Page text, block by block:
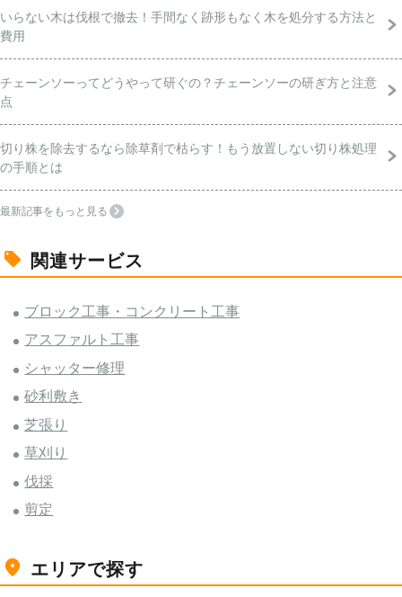
いらない木は伐根で撤去！手間なく跡形もなく木を処分する方法と
費用
チェーンソーってどうやって研ぐの？チェーンソーの研ぎ方と注意
点
切り株を除去するなら除草剤で枯らす！もう放置しない切り株処理
の手順とは
最新記事をもっと見る
関連サービス
ブロック工事・コンクリート工事
アスファルト工事
シャッター修理
砂利敷き
芝張り
草刈り
伐採
剪定
エリアで探す